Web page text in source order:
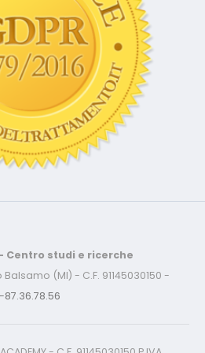
- Centro studi e ricerche
(MI) - C.F. 91145030150 -
87.36.78.56